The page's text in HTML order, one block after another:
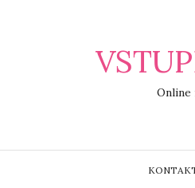
Online